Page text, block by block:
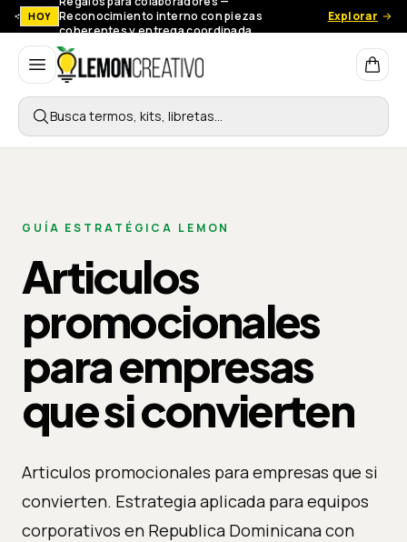
HOY
Reconocimiento interno con piezas
coherentes y entrega coordinada.
Explorar
Lemon Creativo
Busca termos, kits, libretas…
GUÍA ESTRATÉGICA LEMON
Articulos
promocionales
para empresas
que si convierten
Articulos promocionales para empresas que si
convierten. Estrategia aplicada para equipos
corporativos en Republica Dominicana con